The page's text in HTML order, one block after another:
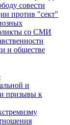
совести
против "сект"
со СМИ
и обществе
и
призывы к